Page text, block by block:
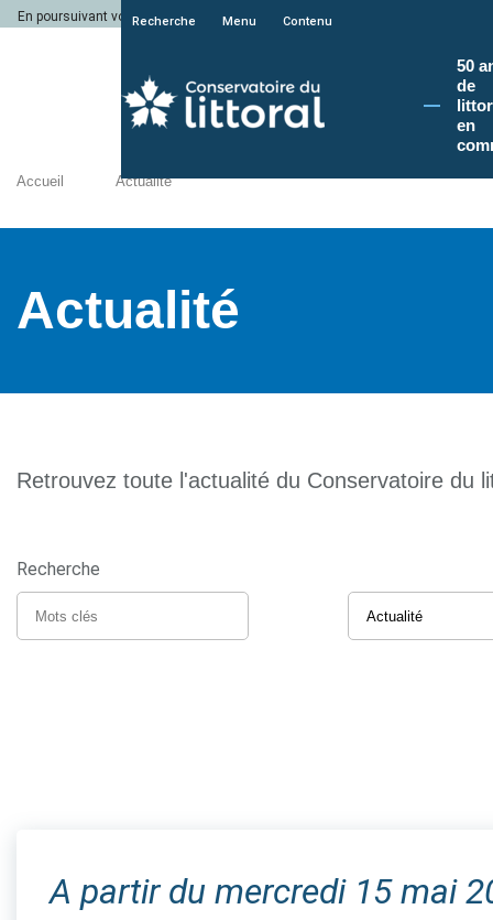
En poursuivant votre navigation sur le site du Conservatoire du littoral, vous
Recherche Menu Contenu
50
de
en
Accueil Actualité
Actualité
Retrouvez toute l'actualité du Conservatoire du
Recherche
A partir du mercredi 15 mai